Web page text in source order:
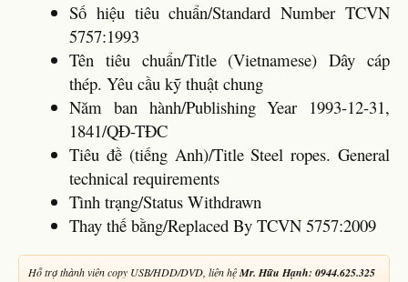
Số hiệu tiêu chuẩn/Standard Number TCVN
5757:1993
Tên tiêu chuẩn/Title (Vietnamese) Dây cáp
thép. Yêu cầu kỹ thuật chung
Năm ban hành/Publishing Year 1993-12-31,
1841/QĐ-TĐC
Tiêu đề (tiếng Anh)/Title Steel ropes. General
technical requirements
Tình trạng/Status Withdrawn
Thay thế bằng/Replaced By TCVN 5757:2009
Hỗ trợ thành viên copy USB/HDD/DVD, liên hệMr. Hữu Hạnh: 0944.625.325